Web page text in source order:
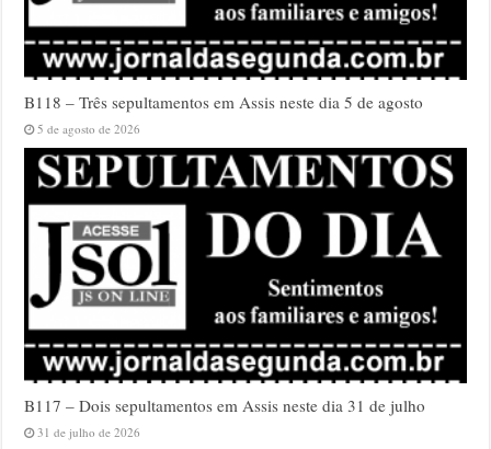
B118 – Três sepultamentos em Assis neste dia 5 de agosto
5 de agosto de 2026
B117 – Dois sepultamentos em Assis neste dia 31 de julho
31 de julho de 2026